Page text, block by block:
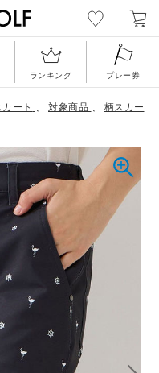
ランキング プレー券
カート 、 対象商品 、 柄スカー